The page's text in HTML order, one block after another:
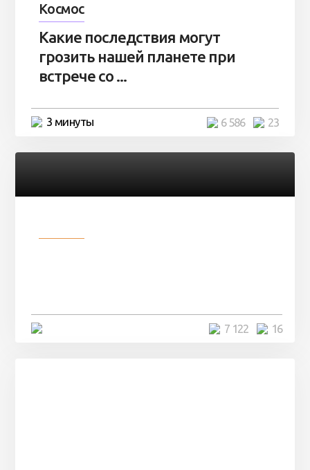
Космос
Какие последствия могут
грозить нашей планете при
встрече со ...
3 минуты 23
6 586
16
7 122